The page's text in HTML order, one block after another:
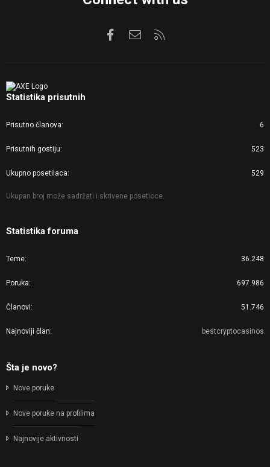
FacebookKontaktirajte nas
Statistika prisutnih
Prisutno članova 6
Prisutnih gostiju 523
Ukupno posetilaca 529
Ukupan broj može sadržati i skrivene posetioce.
Statistika foruma
Teme 36.248
Poruka 697.986
Članovi 51.746
Najnoviji član bestcryptocasinos
Šta je novo?
Nove poruke
Nove poruke na profilima
Najnovije aktivnosti